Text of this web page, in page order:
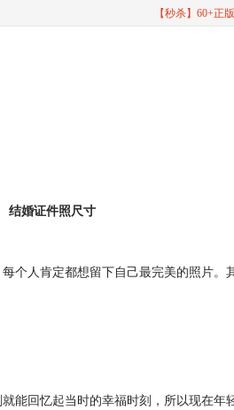
【秒杀】60+正
结婚证件照尺寸
人肯定都想留下自己最完美的照片
回忆起当时的幸福时刻，所以现在